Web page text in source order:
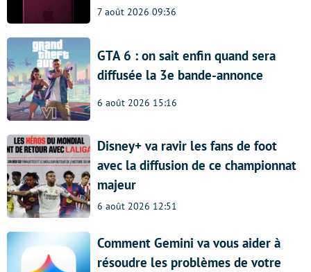
7 août 2026 09:36
GTA 6 : on sait enfin quand sera
diffusée la 3e bande-annonce
6 août 2026 15:16
Disney+ va ravir les fans de foot
avec la diffusion de ce championnat
majeur
6 août 2026 12:51
Comment Gemini va vous aider à
résoudre les problèmes de votre